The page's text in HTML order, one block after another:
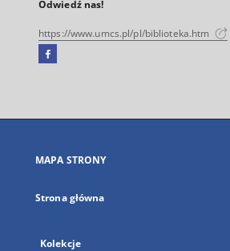
Odwiedź nas!
https://www.umcs.pl/pl/biblioteka.htm
Facebook
się
karcie
MAPA STRONY
Strona główna
Kolekcje